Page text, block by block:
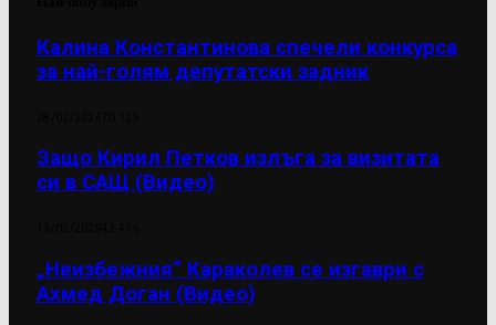
Калина Константинова спечели конкурса
за най-голям депутатски задник
Защо Кирил Петков излъга за визитата
си в САЩ (Видео)
„Неизбежния“ Караколев се изгаври с
Ахмед Доган (Видео)